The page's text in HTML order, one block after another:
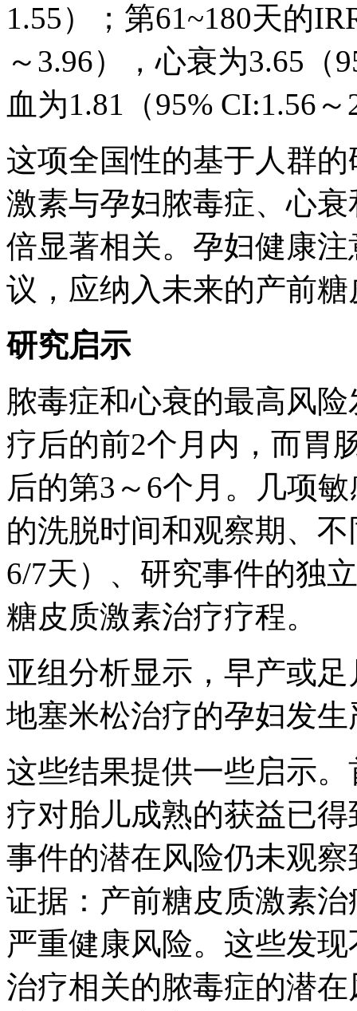
1.55）；第61~180天的
～3.96），心衰为3.65（
血为1.81（95% CI:1.56
这项全国性的基于人群
激素与孕妇脓毒症、心
倍显著相关。孕妇健康
议，应纳入未来的产前
研究启示
脓毒症和心衰的最高风
疗后的前2个月内，而胃
后的第3～6个月。几项
的洗脱时间和观察期、
6/7天）、研究事件的独
糖皮质激素治疗疗程。
亚组分析显示，早产或
地塞米松治疗的孕妇发
这些结果提供一些启示
疗对胎儿成熟的获益已
事件的潜在风险仍未观
证据：产前糖皮质激素
严重健康风险。这些发
治疗相关的脓毒症的潜